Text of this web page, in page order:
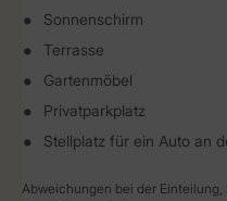
Sonnenschirm
Terrasse
Gartenmöbel
Privatparkplatz
Stellplatz für ein Auto an
Abweichungen bei der